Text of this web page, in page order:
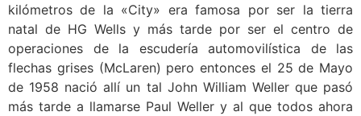
kilómetros de la «City» era famosa por ser la tierra
natal de HG Wells y más tarde por ser el centro de
operaciones de la escudería automovilística de las
flechas grises (McLaren) pero entonces el 25 de Mayo
de 1958 nació allí un tal John William Weller que pasó
más tarde a llamarse Paul Weller y al que todos ahora